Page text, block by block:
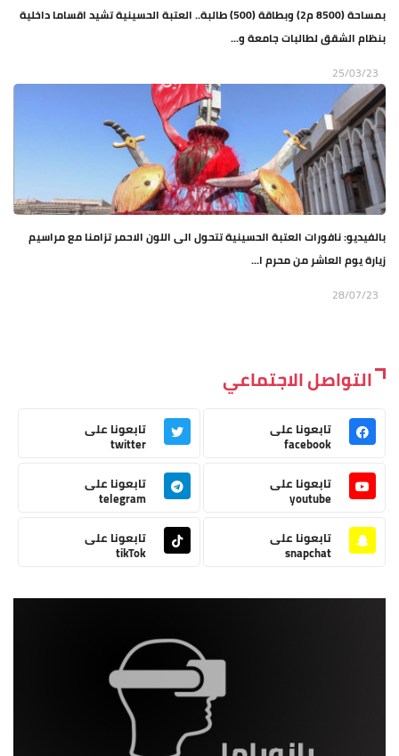
بمساحة (8500 م2) وبطاقة (500) طالبة.. العتبة الحسينية تشيد اقساما داخلية
بنظام الشقق لطالبات جامعة و...
25/03/23
بالفيديو: نافورات العتبة الحسينية تتحول الى اللون الاحمر تزامنا مع مراسيم
زيارة يوم العاشر من محرم ا...
28/07/23
التواصل الاجتماعي
تابعونا على
facebook
تابعونا على
twitter
تابعونا على
youtube
تابعونا على
telegram
تابعونا على
snapchat
تابعونا على
tikTok